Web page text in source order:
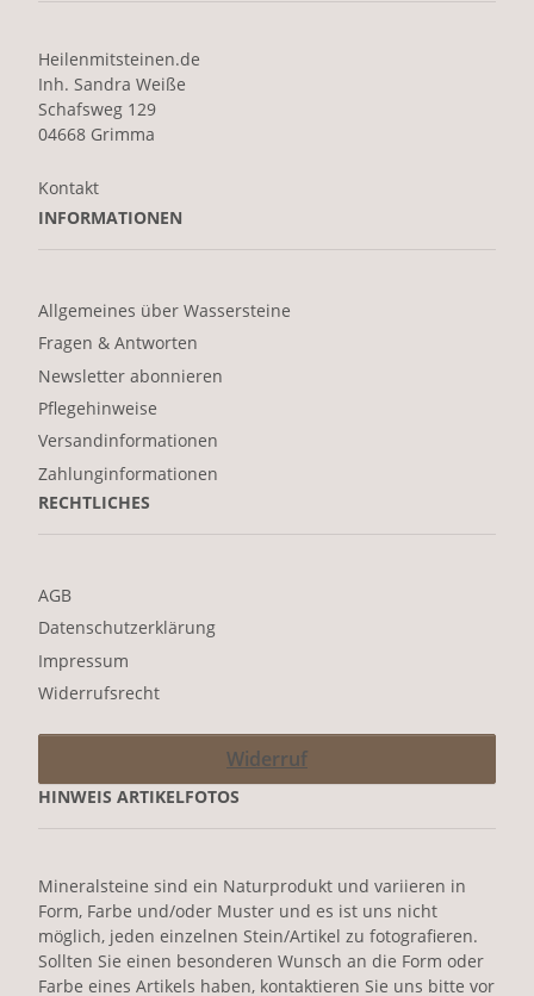
Heilenmitsteinen.de
Inh. Sandra Weiße
Schafsweg 129
04668 Grimma
Kontakt
INFORMATIONEN
Allgemeines über Wassersteine
Fragen & Antworten
Newsletter abonnieren
Pflegehinweise
Versandinformationen
Zahlunginformationen
RECHTLICHES
AGB
Datenschutzerklärung
Impressum
Widerrufsrecht
Widerruf
HINWEIS ARTIKELFOTOS
Mineralsteine sind ein Naturprodukt und variieren in
Form, Farbe und/oder Muster und es ist uns nicht
möglich, jeden einzelnen Stein/Artikel zu fotografieren.
Sollten Sie einen besonderen Wunsch an die Form oder
Farbe eines Artikels haben, kontaktieren Sie uns bitte vor